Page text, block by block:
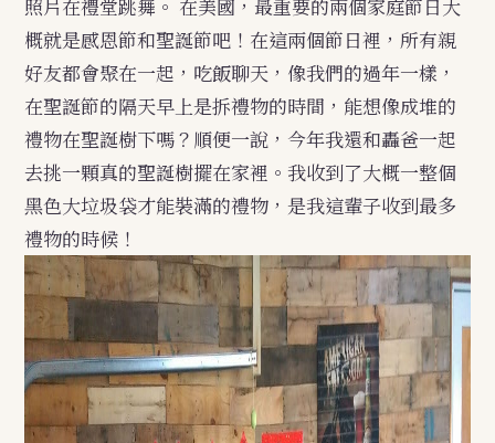
照片在禮堂跳舞。 在美國，最重要的兩個家庭節日大
概就是感恩節和聖誕節吧！在這兩個節日裡，所有親
好友都會聚在一起，吃飯聊天，像我們的過年一樣，
在聖誕節的隔天早上是拆禮物的時間，能想像成堆的
禮物在聖誕樹下嗎？順便一說，今年我還和轟爸一起
去挑一顆真的聖誕樹擺在家裡。我收到了大概一整個
黑色大垃圾袋才能裝滿的禮物，是我這輩子收到最多
禮物的時候！